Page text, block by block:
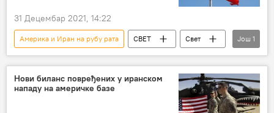
31 Децембар 2021, 14:22
Америка и Иран на рубу рата СВЕТ
Свет
Иран
Још 1
Нови биланс повређених у иранском
нападу на америчке базе